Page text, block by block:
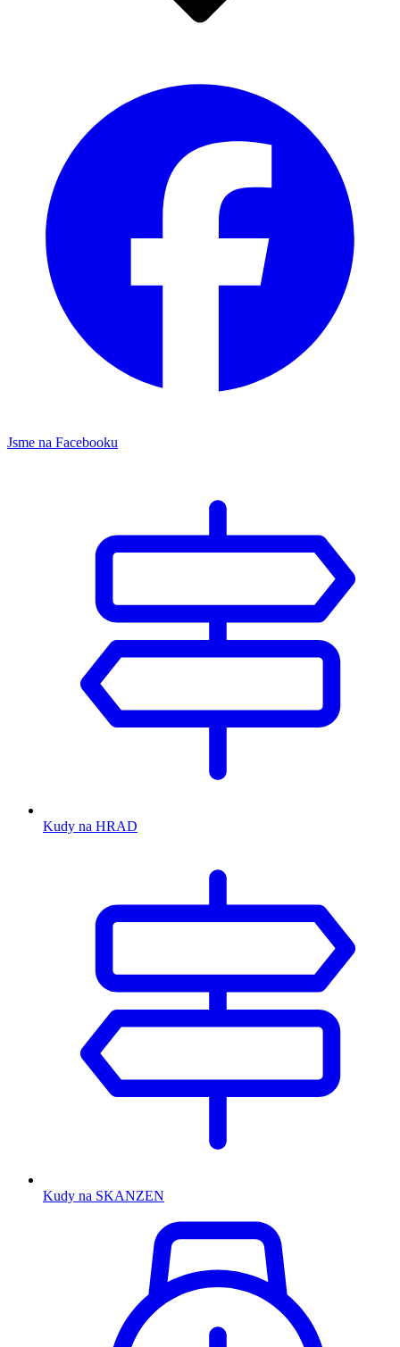
Jsme na Facebooku
Kudy na HRAD
Kudy na SKANZEN